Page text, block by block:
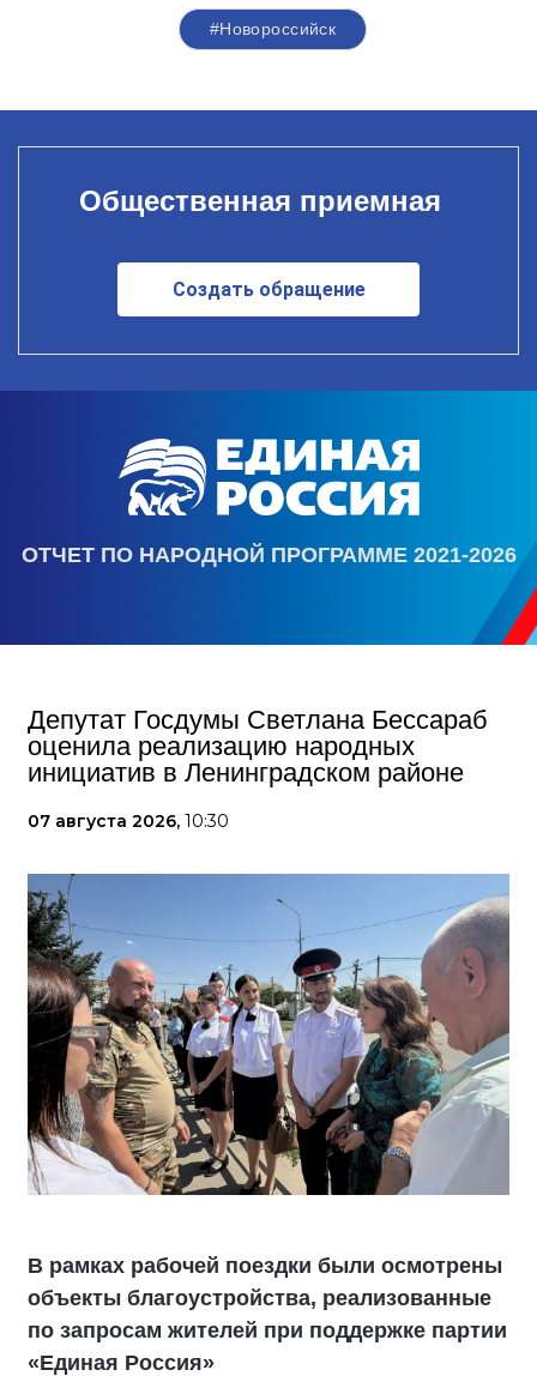
#Новороссийск
Общественная приемная
Создать обращение
ОТЧЕТ ПО НАРОДНОЙ ПРОГРАММЕ 2021-2026
Депутат Госдумы Светлана Бессараб
оценила реализацию народных
инициатив в Ленинградском районе
07 августа 2026, 10:30
В рамках рабочей поездки были осмотрены
объекты благоустройства, реализованные
по запросам жителей при поддержке партии
«Единая Россия»